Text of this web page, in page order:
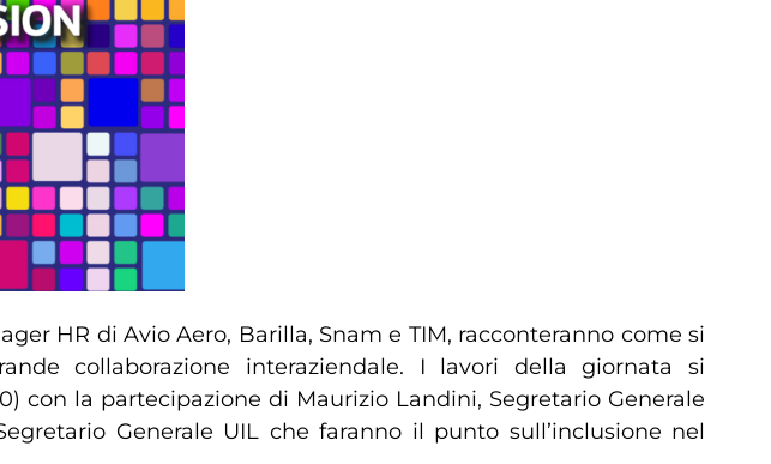
HR di Avio Aero, Barilla, Snam e TIM, racconteranno come si
collaborazione interaziendale. I lavori della giornata si
con la partecipazione di Maurizio Landini, Segretario Generale
Generale UIL che faranno il punto sull’inclusione nel